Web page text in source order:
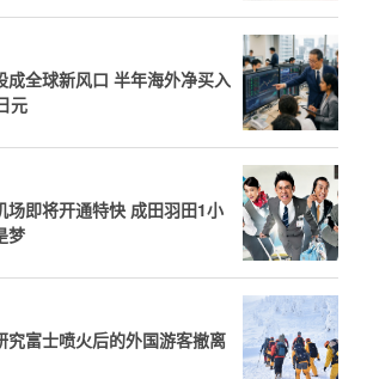
成全球新风口 半年海外净买入
元
场即将开通特快 成田羽田1小
梦
究富士喷火后的外国游客撤离